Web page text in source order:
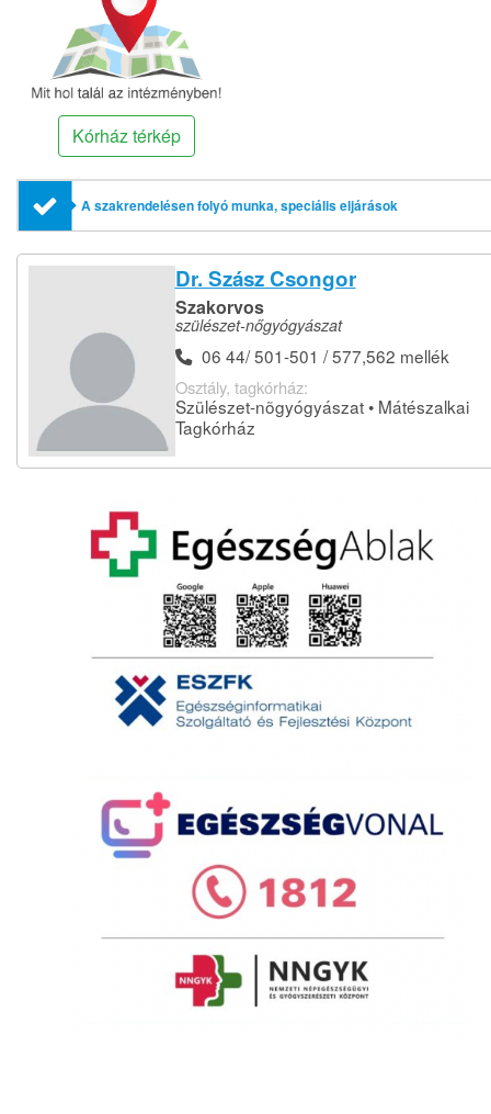
Kórház térkép
A szakrendelésen folyó munka, speciális eljárások
Dr. Szász Csongor
Szakorvos
szülészet-nőgyógyászat
06 44/ 501-501 / 577,562 mellék
Osztály, tagkórház:
Szülészet-nõgyógyászat • Mátészalkai
Tagkórház